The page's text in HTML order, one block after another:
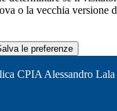
o la vecchia versione
le preferenze
CPIA Alessandro Lala